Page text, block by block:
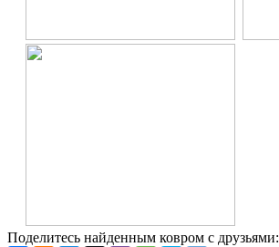
Поделитесь найденным ковром с друзьями: